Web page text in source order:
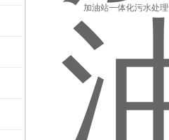
加油站一体化污水处